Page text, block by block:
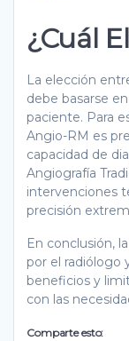
¿Cuál
La elección
debe basarse
paciente. Para
Angio-RM es
capacidad de
Angiografía
intervenciones
precisión
En conclusión,
por el radiólogo
beneficios y
con las
Comparte esto: